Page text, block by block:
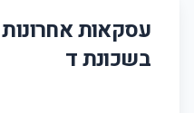
עסקאות אחרונות
בשכונתד